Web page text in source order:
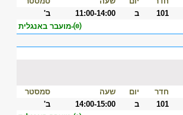
101 ב 11:00-14:00
ב'
⒠-מועבר באנגלית
חדר יום שעה
סמסטר
101 ב 14:00-15:00
ב'